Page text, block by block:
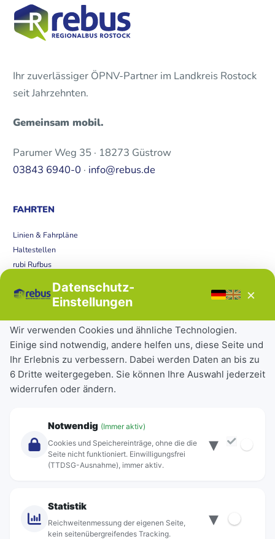
Ihr zuverlässiger ÖPNV-Partner im Landkreis Rostock
seit Jahrzehnten.
Gemeinsam mobil.
Parumer Weg 35 · 18273 Güstrow
03843 6940-0 · info@rebus.de
FAHRTEN
Linien & Fahrpläne
Haltestellen
rubi Rufbus
Störungen
Tickets & Tarife
Deutschlandticket
Schülerkarte
Einzeltickets
Abonnements
Über Rebus
Standorte
Datenschutz-
Einstellungen
×
Wir verwenden Cookies und ähnliche Technologien.
Einige sind notwendig, andere helfen uns, diese Seite und
Ihr Erlebnis zu verbessern. Dabei werden Daten an bis zu
6 Dritte weitergegeben. Sie können Ihre Auswahl jederzeit
widerrufen oder ändern.
Notwendig (Immer aktiv)
Cookies und Speichereinträge, ohne die die
Seite nicht funktioniert. Einwilligungsfrei
(TTDSG-Ausnahme), immer aktiv.
▾
Statistik
Reichweitenmessung der eigenen Seite,
kein seitenübergreifendes Tracking.
▾